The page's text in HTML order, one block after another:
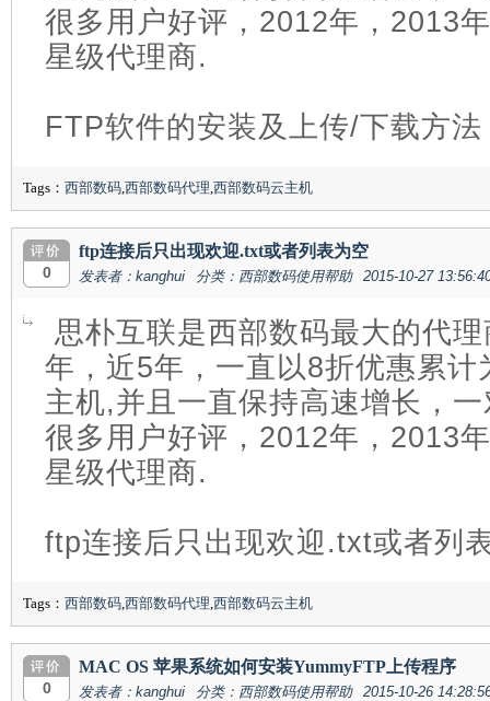
很多用户好评，2012年，2013
星级代理商.
FTP软件的安装及上传/下载方法
Tags： 西部数码,西部数码代理,西部数码云主机
0
ftp连接后只出现欢迎.txt或者列表为空
发表者：kanghui 分类：西部数码使用帮助 2015-10-27
思朴互联是西部数码最大的代
年，近5年，一直以8折优惠累
主机,并且一直保持高速增长，
很多用户好评，2012年，2013
星级代理商.
ftp连接后只出现欢迎.txt或者列
Tags： 西部数码,西部数码代理,西部数码云主机
0
MAC OS 苹果系统如何安装YummyFTP上传程序
发表者：kanghui 分类：西部数码使用帮助 2015-10-26